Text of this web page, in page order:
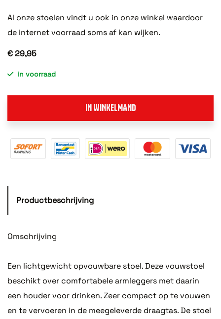
Al onze stoelen vindt u ook in onze winkel waardoor
de internet voorraad soms af kan wijken.
€ 29,95
in voorraad
IN WINKELMAND
Productbeschrijving
Omschrijving
Een lichtgewicht opvouwbare stoel. Deze vouwstoel
beschikt over comfortabele armleggers met daarin
een houder voor drinken. Zeer compact op te vouwen
en te vervoeren in de meegeleverde draagtas. De stoel